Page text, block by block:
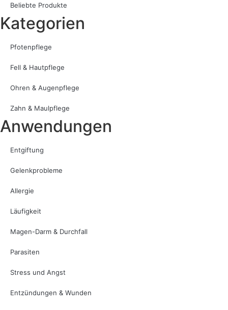
Beliebte Produkte
Kategorien
Pfotenpflege
Fell & Hautpflege
Ohren & Augenpflege
Zahn & Maulpflege
Anwendungen
Entgiftung
Gelenkprobleme
Allergie
Läufigkeit
Magen-Darm & Durchfall
Parasiten
Stress und Angst
Entzündungen & Wunden